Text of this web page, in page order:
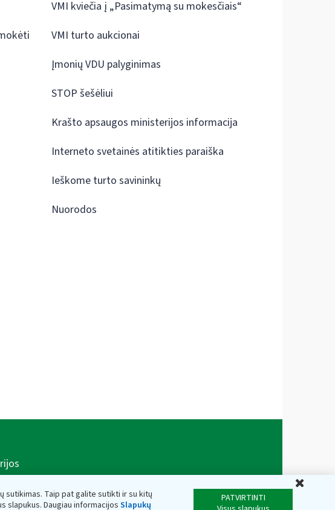
sutikimas. Taip pat galite sutikti ir su kitų
slapukus. Daugiau informacijos Slapukų
PATVIRTINTI
VMI kviečia į „Pasimatymą su mokesčiais“
VMI turto aukcionai
Įmonių VDU palyginimas
STOP šešėliui
Krašto apsaugos ministerijos informacija
Interneto svetainės atitikties paraiška
Ieškome turto savininkų
Nuorodos